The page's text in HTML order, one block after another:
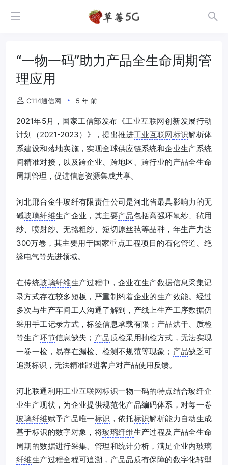
“一物一码”助力产品全生命周期管
理应用
C114通信网 5 年 前
2021年5月，国家工信部发布《工业互联网创新发展行动
计划（2021-2023）》，提出推进工业互联网标识解析体
系建设和落地实施，实现全球供应链系统和企业生产系统
间精准对接，以及跨企业、跨地区、跨行业的产品全生命
周期管理，促进信息资源集成共享。
河北邢台金牛玻纤有限责任公司是河北省最具影响力的无
碱玻璃纤维生产企业，其主要产品包括高强环氧纱、毡用
纱、喷射纱、无捻粗纱、短切原丝毡等品种，年生产力达
300万卷，其主要用于国家重点工程项目的石化管道、绝
缘电气等先进领域。
在传统玻璃纤维生产过程中，企业在生产数据信息采集记
录方式存在较多短板，严重制约着企业的生产效能。经过
多次与生产车间工人沟通了解到，产线上生产工序数据仍
采用手工记录方式，标签信息承载有限； 产品烘干、质检
等生产环节信息缺失； 产品 质检采用抽检方式，无法实现
一卷一检，易存在漏检、检测不规范等现象； 产品缺乏可
追溯标识 ，无法精准跟进客户对产品使用反馈。
河北联通利用工业互联网标识一物一码的特点结合玻纤企
业生产现状，为企业提供规范化产品编码体系，对每一卷
玻璃纤维赋予产品唯一标识 ，依托标识解析能力自动生成
基于标识的数字对象，将玻璃纤维生产过程及产品全生命
周期的数据进行采集、管理和统计分析，满足企业内玻璃
纤维生产过程全程可追溯，产品品质有保障的数字化转型